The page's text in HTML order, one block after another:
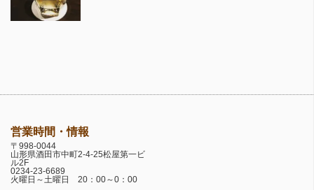
営業時間・情報
〒998-0044
山形県酒田市中町2-4-25松屋第一ビ
ル2F
0234-23-6689
火曜日～土曜日 20：00～0：00